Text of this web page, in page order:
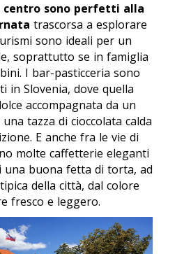
centro sono perfetti alla
trascorsa a esplorare
sono ideali per un
soprattutto se in famiglia
I bar-pasticceria sono
in Slovenia, dove quella
accompagnata da un
tazza di cioccolata calda
E anche fra le vie di
molte caffetterie eleganti
una buona fetta di torta, ad
della città, dal colore
fresco e leggero.